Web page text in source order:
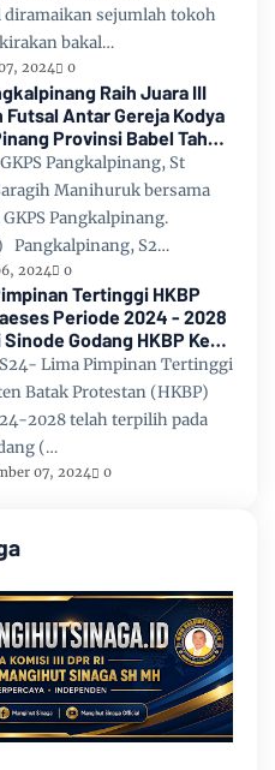
diramaikan sejumlah tokoh
bakal…
2024 0
Raih Juara III
Futsal Antar Gereja Kodya
Provinsi Babel Tahun
Pangkalpinang, St
Manihuruk bersama
Pangkalpinang.
Pangkalpinang, S2…
2024 0
Tertinggi HKBP
Periode 2024 - 2028
Godang HKBP Ke
Lima Pimpinan Tertinggi
Batak Protestan (HKBP)
2028 telah terpilih pada
(…
07, 2024 0